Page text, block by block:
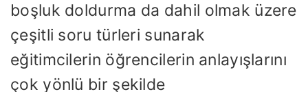
boşluk doldurma da dahil olmak üzere
çeşitli soru türleri sunarak
eğitimcilerin öğrencilerin anlayışlarını
çok yönlü bir şekilde